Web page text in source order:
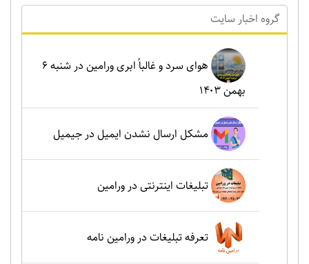
گروه اخبار سايت
هوای سرد و غالباً ابری ورامین در شنبه ۶
بهمن ۱۴۰۳
مشکل ارسال نشدن ایمیل در جیمیل
تبلیغات اینترنتی در ورامین
تعرفه تبلیغات در ورامین نامه